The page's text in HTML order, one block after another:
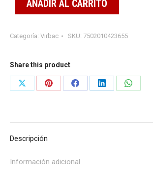
AÑADIR AL CARRITO
Categoría: Virbac SKU: 7502010423655
Share this product
Share
Share
Share
Share
Share
Descripción
Información adicional